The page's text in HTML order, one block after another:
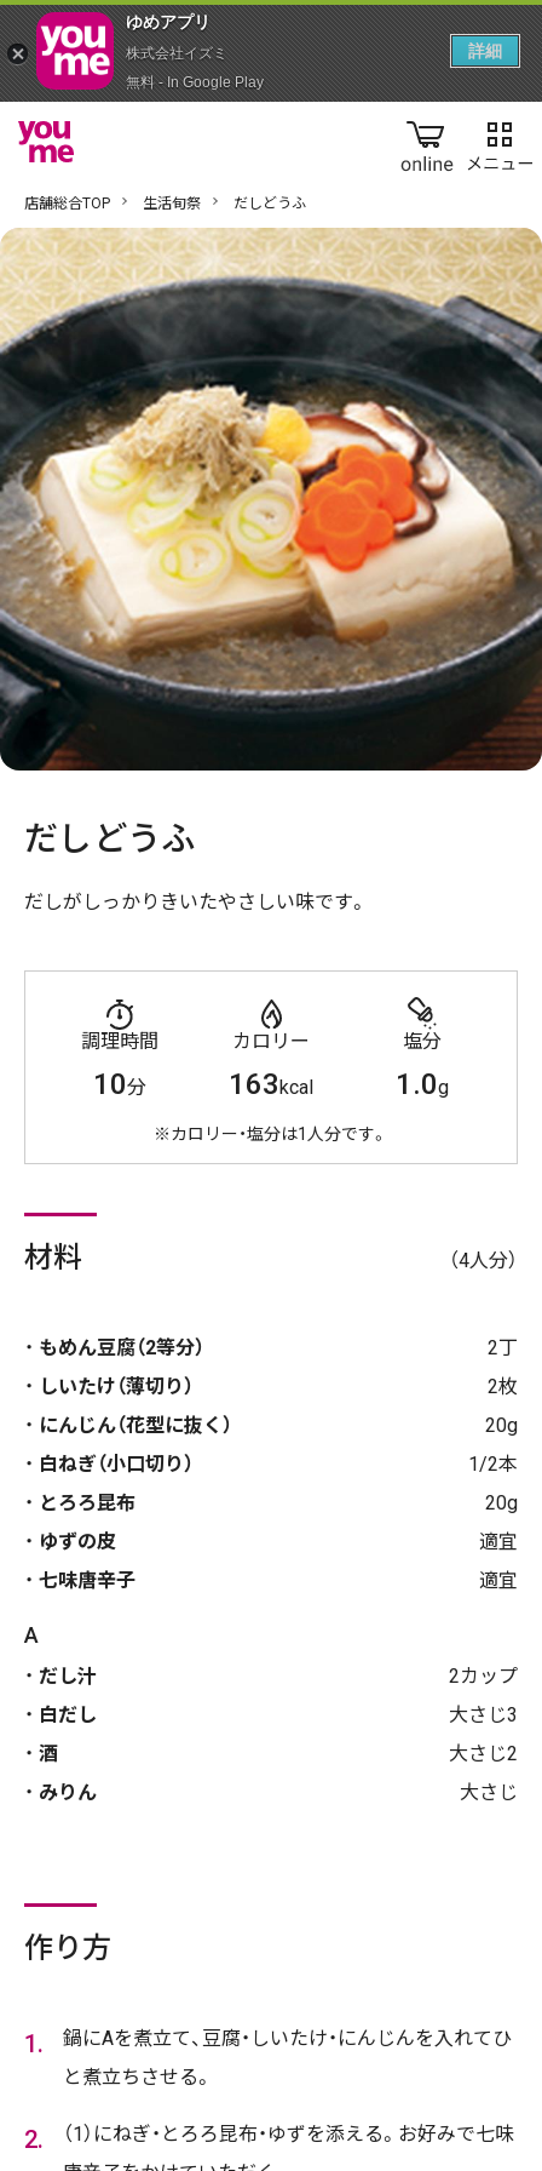
online
店舗総合TOP 生活旬祭 だしどうふ
だしどうふ
だしがしっかりきいたやさしい味です。
調理時間
10分
カロリー
163kcal
塩分
1.0g
※カロリー・塩分は1人分です。
材料 （4人分）
もめん豆腐（2等分）
2丁
しいたけ（薄切り）
2枚
にんじん（花型に抜く）
20g
白ねぎ（小口切り）
1/2本
とろろ昆布
20g
ゆずの皮
適宜
七味唐辛子
適宜
A
だし汁
2カップ
白だし
大さじ3
酒
大さじ2
みりん
大さじ
作り方
鍋にAを煮立て、豆腐・しいたけ・にんじんを入れてひ
と煮立ちさせる。
（1）にねぎ・とろろ昆布・ゆずを添える。お好みで七味
ゆめアプ‪リ‬
株式会社イズミ
無料 - In Google Play
詳細